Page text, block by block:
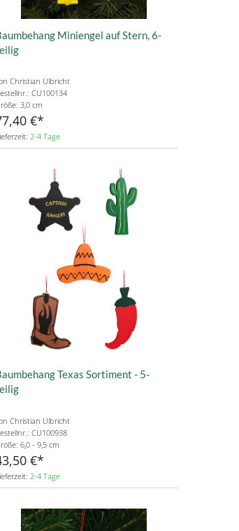
Miniengel auf Stern, 6-
Christian Ulbricht
CU100134
3,0 cm
€
2-4 Tage
Texas Sortiment - 5-
Christian Ulbricht
CU100938
6,0 - 9,5 cm
€
2-4 Tage